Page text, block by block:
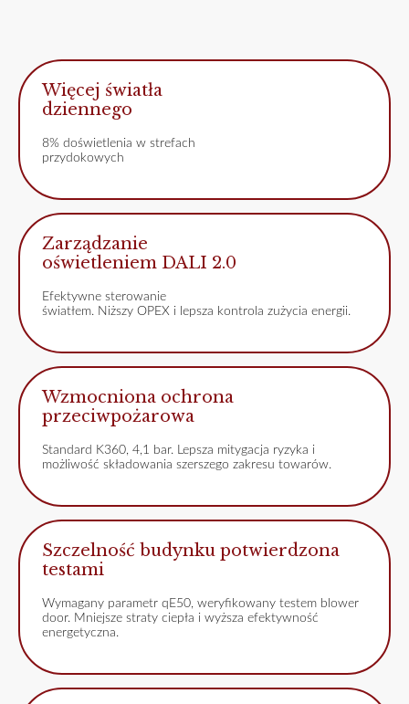
Więcej światła
dziennego
8% doświetlenia w strefach
przydokowych
Zarządzanie
oświetleniem DALI 2.0
Efektywne sterowanie
światłem. Niższy OPEX i lepsza kontrola zużycia energii.
Wzmocniona ochrona
przeciwpożarowa
Standard K360, 4,1 bar. Lepsza mitygacja ryzyka i
możliwość składowania szerszego zakresu towarów.
Szczelność budynku potwierdzona
testami
Wymagany parametr qE50, weryfikowany testem blower
door. Mniejsze straty ciepła i wyższa efektywność
energetyczna.